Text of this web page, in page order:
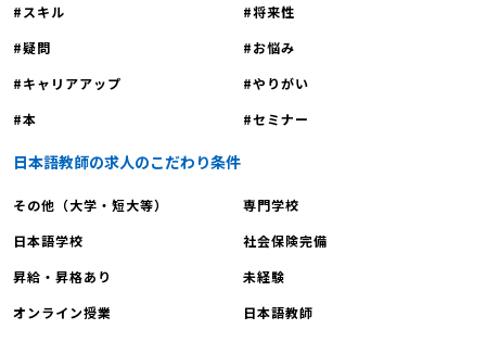
話を通じて、自分の母語である日本語の新たな側面に気づくことも少なくあり
ません。「なぜこの表現を使うのか」「この文法規則の例外は何か」といった
る洞察を深めていけます。日本語教師は授業を通じて、日々、新たな発見や気
づきがあるでしょう。「日本語教師のやりがいとは？仕事の苦労や将来性もご
のやりがい4】世界中で働くことができる 日本語教師のやりがい4つ目は『世
界中で働くことができる』です。日本語教師という職業は、世界中で需要があ
遺産登録などの影響により、海外において日本文化や日本語への関心が高まっ
ています。したがって、教師としてのスキルを海外の教育機関で提供すること
スキル
将来性
疑問
お悩み
キャリアアップ
やりがい
本
セミナー
日本語教師の求人のこだわり条件
その他（大学・短大等）
専門学校
日本語学校
社会保険完備
昇給・昇格あり
未経験
オンライン授業
日本語教師